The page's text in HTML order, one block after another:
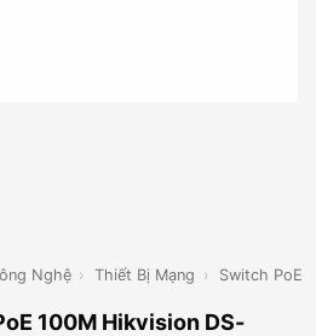
Nghệ › Thiết Bị Mạng › Switch PoE
100M Hikvision DS-